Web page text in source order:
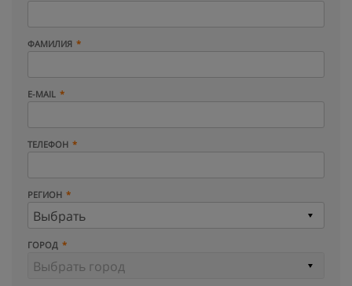
ФАМИЛИЯ
E-MAIL
ТЕЛЕФОН
РЕГИОН
ГОРОД